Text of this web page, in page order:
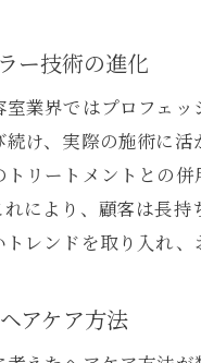
個性は色で表現
美容師が提案す
自分らしさを表
変身を楽しむ！
環境に優しいヘアカ
環境にも髪にも
北九州市の美容
ー技術の進化
業界ではプロフェ
け、実際の施術に
リートメントとの
により、顧客は長
レンドを取り入れ
アケア方法